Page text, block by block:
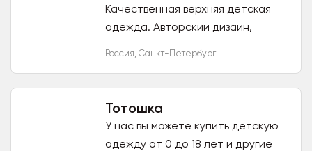
Качественная верхняя детская
одежда. Авторский дизайн,
ткани. Верхняя одежда от
Россия, Санкт-Петербург
Тотошка
У нас вы можете купить детскую
одежду от 0 до 18 лет и другие